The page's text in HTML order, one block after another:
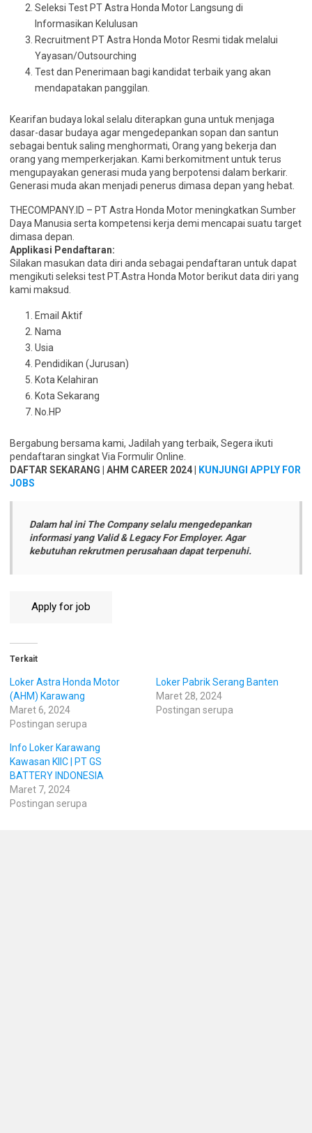
Seleksi Test PT Astra Honda Motor Langsung di
Informasikan Kelulusan
Recruitment PT Astra Honda Motor Resmi tidak melalui
Yayasan/Outsourching
Test dan Penerimaan bagi kandidat terbaik yang akan
mendapatakan panggilan.
Kearifan budaya lokal selalu diterapkan guna untuk menjaga
dasar-dasar budaya agar mengedepankan sopan dan santun
sebagai bentuk saling menghormati, Orang yang bekerja dan
orang yang memperkerjakan. Kami berkomitment untuk terus
mengupayakan generasi muda yang berpotensi dalam berkarir.
Generasi muda akan menjadi penerus dimasa depan yang hebat.
THECOMPANY.ID – PT Astra Honda Motor meningkatkan Sumber
Daya Manusia serta kompetensi kerja demi mencapai suatu target
dimasa depan.
Applikasi Pendaftaran:
Silakan masukan data diri anda sebagai pendaftaran untuk dapat
mengikuti seleksi test PT.Astra Honda Motor berikut data diri yang
kami maksud.
Email Aktif
Nama
Usia
Pendidikan (Jurusan)
Kota Kelahiran
Kota Sekarang
No.HP
Bergabung bersama kami, Jadilah yang terbaik, Segera ikuti
pendaftaran singkat Via Formulir Online.
DAFTAR SEKARANG | AHM CAREER 2024 |
KUNJUNGI APPLY FOR
JOBS
Dalam hal ini The Company selalu mengedepankan
informasi yang Valid & Legacy For Employer. Agar
kebutuhan rekrutmen perusahaan dapat terpenuhi.
Terkait
Loker Astra Honda Motor
(AHM) Karawang
Maret 6, 2024
Postingan serupa
Loker Pabrik Serang Banten
Maret 28, 2024
Postingan serupa
Info Loker Karawang
Kawasan KIIC | PT GS
BATTERY INDONESIA
Maret 7, 2024
Postingan serupa